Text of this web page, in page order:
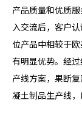
产品质量和优质
入交流后，客户
位产品中相较于
有明显优势。经
产线方案，果断
凝土制品生产线